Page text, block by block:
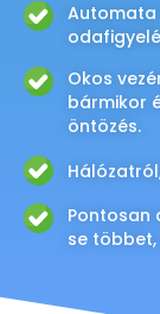
Okos
bármikor
öntözés.
Pontosan
se